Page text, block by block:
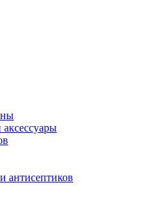
антисептиков